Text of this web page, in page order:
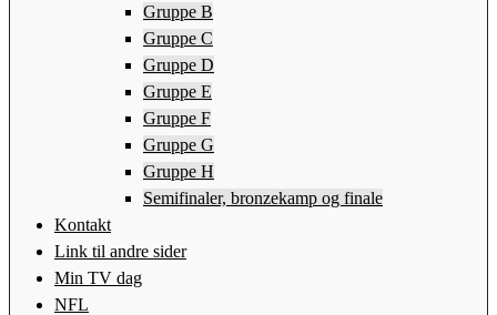
Gruppe B
Gruppe C
Gruppe D
Gruppe E
Gruppe F
Gruppe G
Gruppe H
Semifinaler, bronzekamp og finale
Kontakt
Link til andre sider
Min TV dag
NFL